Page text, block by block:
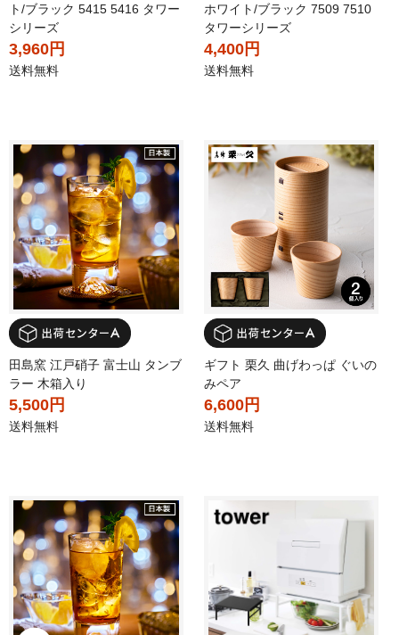
ト/ブラック 5415 5416 タワー
シリーズ
3,960円
送料無料
ホワイト/ブラック 7509 7510
タワーシリーズ
4,400円
送料無料
田島窯 江戸硝子 富士山 タンブ
ラー 木箱入り
5,500円
送料無料
ギフト 栗久 曲げわっぱ ぐいの
みペア
6,600円
送料無料